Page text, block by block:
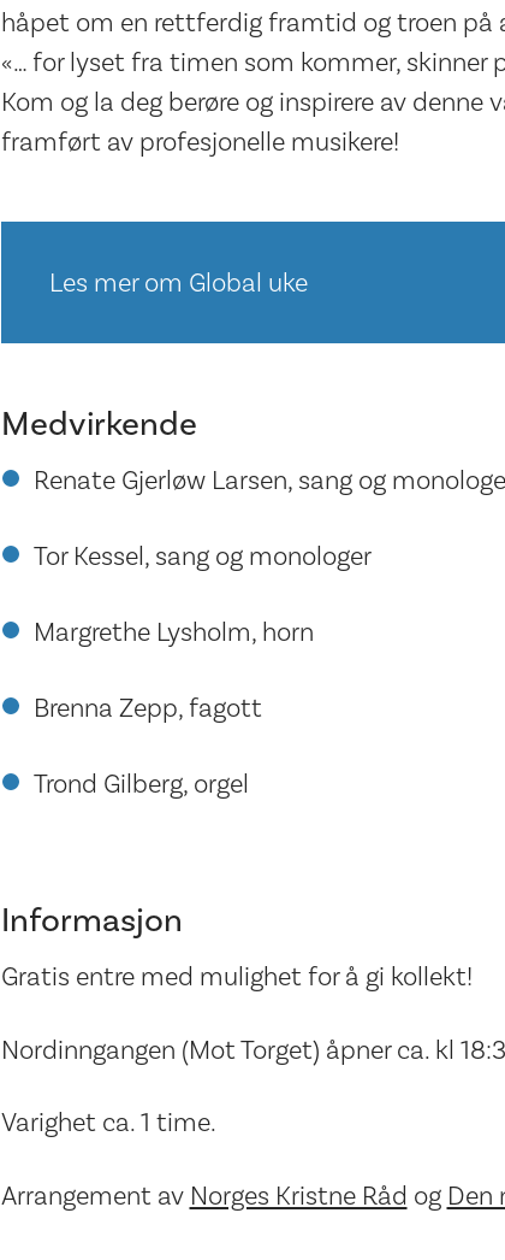
håpet om en rettferdig framtid og troen på
«… for lyset fra timen som kommer, skinner
Kom og la deg berøre og inspirere av denne
framført av profesjonelle musikere!
Les mer om Global uke
Medvirkende
Renate Gjerløw Larsen, sang og
Tor Kessel, sang og monologer
Margrethe Lysholm, horn
Brenna Zepp, fagott
Trond Gilberg, orgel
Informasjon
Gratis entre med mulighet for å gi kollekt!
Nordinngangen (Mot Torget) åpner ca. kl
Varighet ca. 1 time.
Arrangement av Norges Kristne Råd og Den